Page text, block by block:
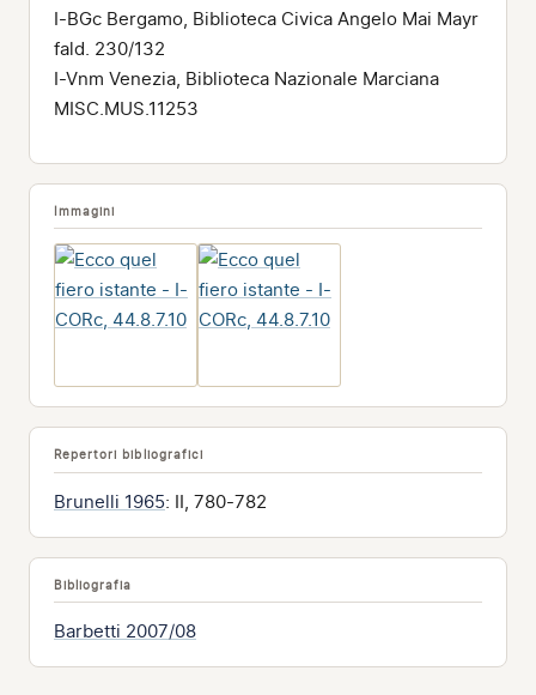
I-BGc Bergamo, Biblioteca Civica Angelo Mai Mayr
fald. 230/132
I-Vnm Venezia, Biblioteca Nazionale Marciana
MISC.MUS.11253
Immagini
Repertori bibliografici
Brunelli 1965: II, 780-782
Bibliografia
Barbetti 2007/08